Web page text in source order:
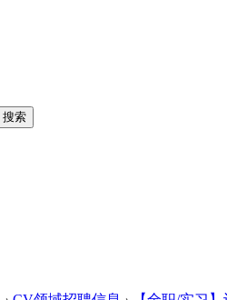
搜索